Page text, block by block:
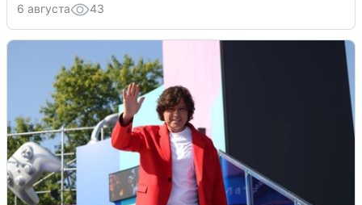
6 августа 43